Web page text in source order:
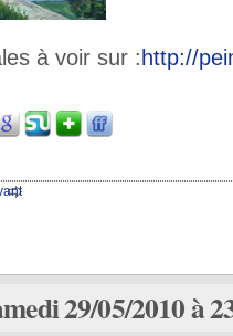
à voir sur : http://
29/05/2010 à